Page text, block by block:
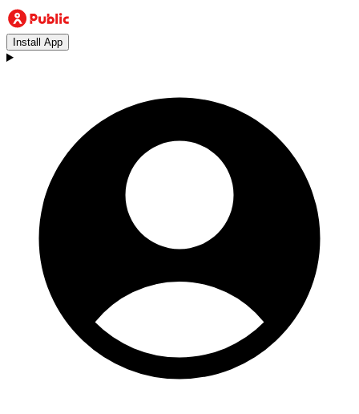
Install App